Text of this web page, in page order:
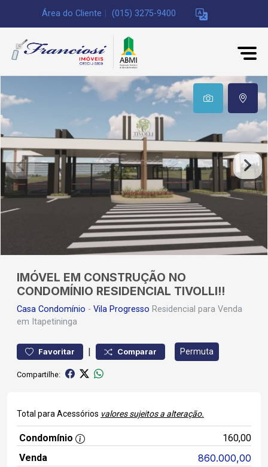
Área do Cliente (015) 3275-9400
IMÓVEL EM CONSTRUÇÃO NO
CONDOMÍNIO RESIDENCIAL TIVOLLI!!
Casa Condomínio - Vila Progresso Residencial para Venda
em Itapetininga
Favoritar | Comparar Permuta
Compartilhe:
Total para Acessórios valores sujeitos a alteração.
Condomínio
160,00
Venda
860.000,00